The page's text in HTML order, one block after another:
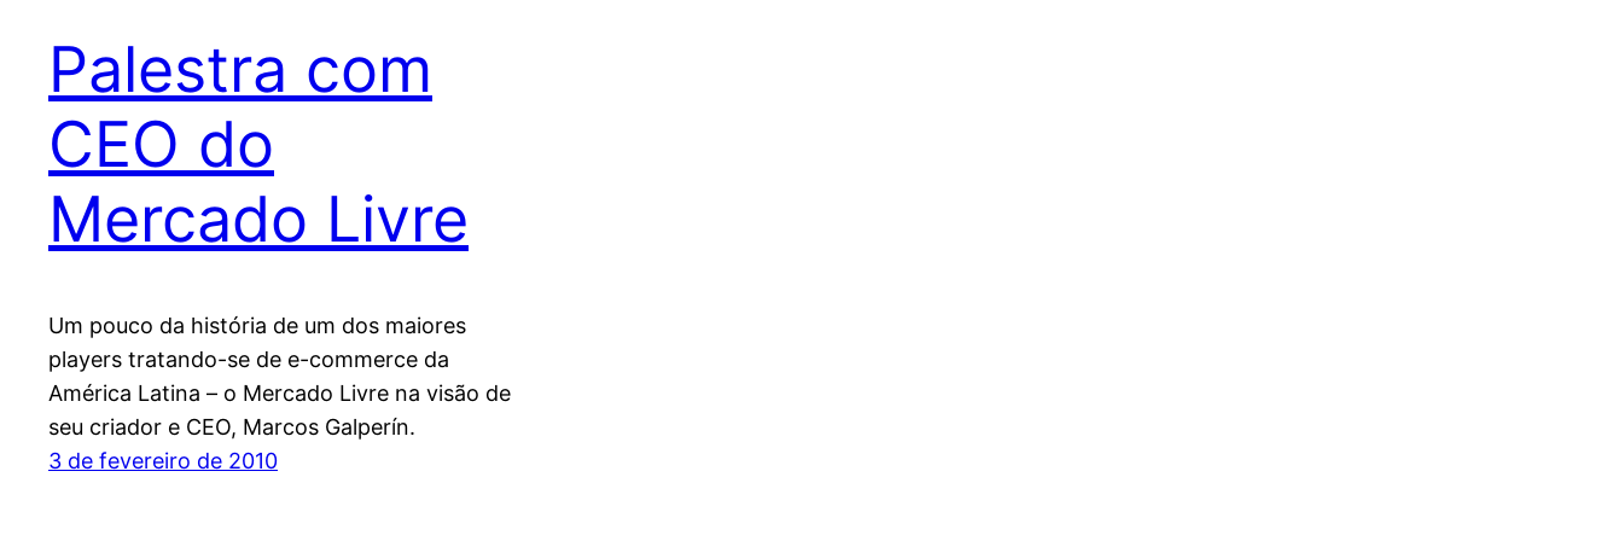
Palestra com
CEO do
Mercado Livre
Um pouco da história de um dos maiores
players tratando-se de e-commerce da
América Latina – o Mercado Livre na visão de
seu criador e CEO, Marcos Galperín.
3 de fevereiro de 2010